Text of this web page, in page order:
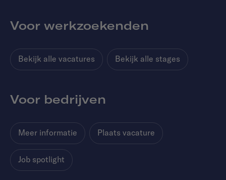
Voor werkzoekenden
Bekijk alle vacatures Bekijk alle stages
Voor bedrijven
Meer informatie Plaats vacature
Job spotlight